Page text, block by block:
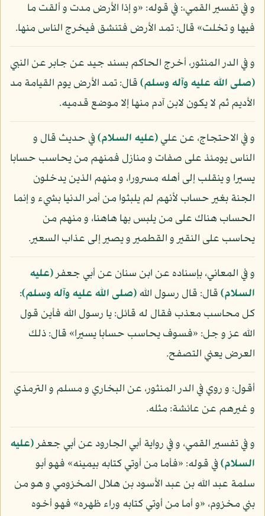
و في تفسير القمي،: في قوله: «و إذا الأرض مدت و ألقت ما
فيها و تخلت» قال: تمد الأرض فتنشق فيخرج الناس منها.
و في الدر المنثور، أخرج الحاكم بسند جيد عن جابر عن النبي
(صلى الله عليه وآله وسلم)قال: تمد الأرض يوم القيامة مد
الأديم ثم لا يكون لابن آدم منها إلا موضع قدميه.
و في الاحتجاج، عن علي(عليه السلام)في حديث قال و
الناس يومئذ على صفات و منازل فمنهم من يحاسب حسابا
يسيرا و ينقلب إلى أهله مسرورا، و منهم الذين يدخلون
الجنة بغير حساب لأنهم لم يلبثوا من أمر الدنيا بشيء و إنما
الحساب هناك على من يلبس بها هاهنا، و منهم من
يحاسب على النقير و القطمير و يصير إلى عذاب السعير.
و في المعاني، بإسناده عن ابن سنان عن أبي جعفر(عليه
السلام)قال: قال رسول الله(صلى الله عليه وآله وسلم):
كل محاسب معذب فقال له قائل: يا رسول الله فأين قول
الله عز و جل: «فسوف يحاسب حسابا يسيرا» قال: ذلك
العرض يعني التصفح.
أقول: و روي في الدر المنثور، عن البخاري و مسلم و الترمذي
و غيرهم عن عائشة: مثله.
و في تفسير القمي، و في رواية أبي الجارود عن أبي جعفر(عليه
السلام)في قوله: «فأما من أوتي كتابه بيمينه» فهو أبو
سلمة عبد الله بن عبد الأسود بن هلال المخزومي و هو من
بني مخزوم، «و أما من أوتي كتابه وراء ظهره» فهو أخوه